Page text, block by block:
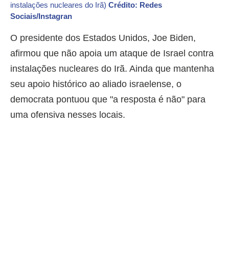
instalações nucleares do Irã) Crédito: Redes
Sociais/Instagran
O presidente dos Estados Unidos, Joe Biden,
afirmou que não apoia um ataque de Israel contra
instalações nucleares do Irã. Ainda que mantenha
seu apoio histórico ao aliado israelense, o
democrata pontuou que "a resposta é não" para
uma ofensiva nesses locais.